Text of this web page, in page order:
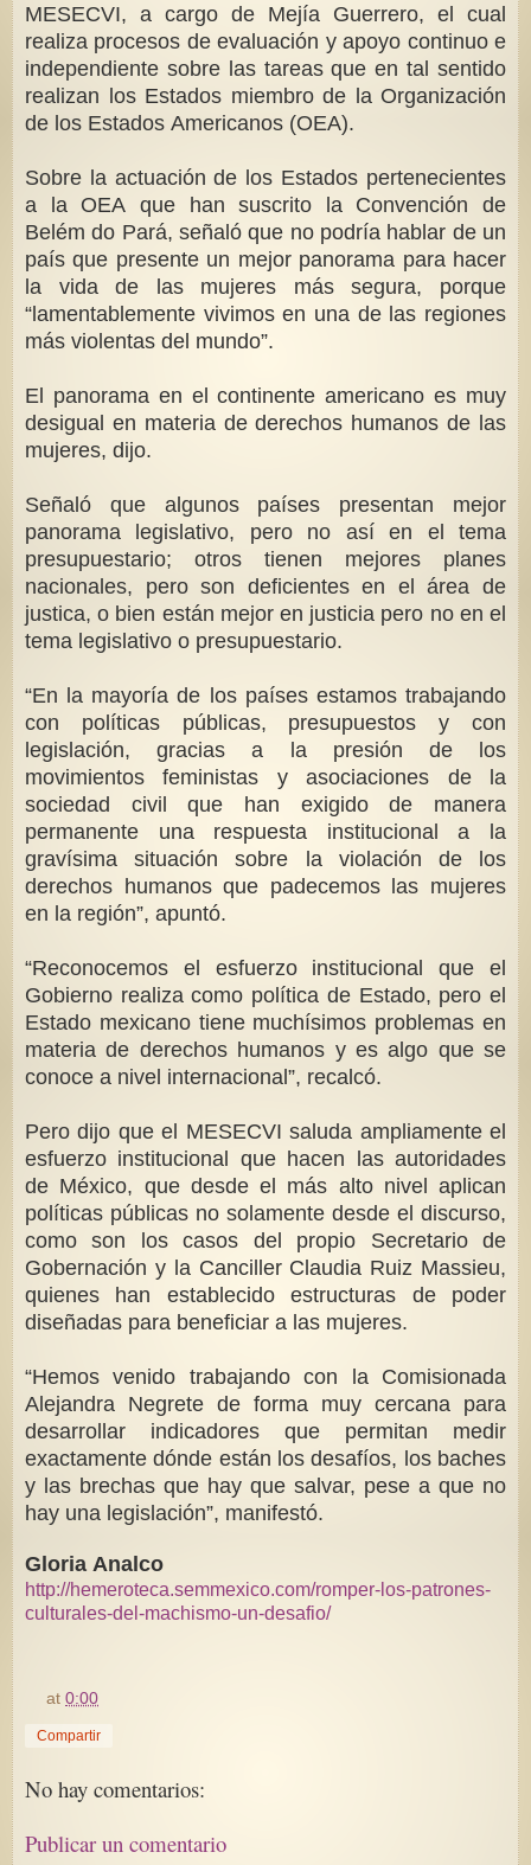
MESECVI, a cargo de Mejía Guerrero, el cual
realiza procesos de evaluación y apoyo continuo e
independiente sobre las tareas que en tal sentido
realizan los Estados miembro de la Organización
de los Estados Americanos (OEA).
Sobre la actuación de los Estados pertenecientes
a la OEA que han suscrito la Convención de
Belém do Pará, señaló que no podría hablar de un
país que presente un mejor panorama para hacer
la vida de las mujeres más segura, porque
“lamentablemente vivimos en una de las regiones
más violentas del mundo”.
El panorama en el continente americano es muy
desigual en materia de derechos humanos de las
mujeres, dijo.
Señaló que algunos países presentan mejor
panorama legislativo, pero no así en el tema
presupuestario; otros tienen mejores planes
nacionales, pero son deficientes en el área de
justica, o bien están mejor en justicia pero no en el
tema legislativo o presupuestario.
“En la mayoría de los países estamos trabajando
con políticas públicas, presupuestos y con
legislación, gracias a la presión de los
movimientos feministas y asociaciones de la
sociedad civil que han exigido de manera
permanente una respuesta institucional a la
gravísima situación sobre la violación de los
derechos humanos que padecemos las mujeres
en la región”, apuntó.
“Reconocemos el esfuerzo institucional que el
Gobierno realiza como política de Estado, pero el
Estado mexicano tiene muchísimos problemas en
materia de derechos humanos y es algo que se
conoce a nivel internacional”, recalcó.
Pero dijo que el MESECVI saluda ampliamente el
esfuerzo institucional que hacen las autoridades
de México, que desde el más alto nivel aplican
políticas públicas no solamente desde el discurso,
como son los casos del propio Secretario de
Gobernación y la Canciller Claudia Ruiz Massieu,
quienes han establecido estructuras de poder
diseñadas para beneficiar a las mujeres.
“Hemos venido trabajando con la Comisionada
Alejandra Negrete de forma muy cercana para
desarrollar indicadores que permitan medir
exactamente dónde están los desafíos, los baches
y las brechas que hay que salvar, pese a que no
hay una legislación”, manifestó.
Gloria Analco
http://hemeroteca.semmexico.com/romper-los-patrones-
culturales-del-machismo-un-desafio/
at0:00
Compartir
No hay comentarios:
Publicar un comentario